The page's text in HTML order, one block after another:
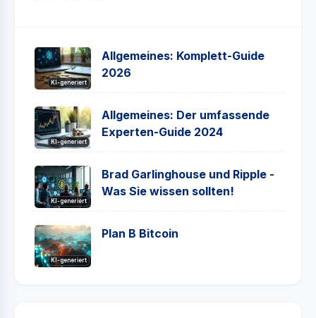
KI-generiert
Allgemeines: Komplett-Guide
2026
KI-generiert
Allgemeines: Der umfassende
Experten-Guide 2024
KI-generiert
Brad Garlinghouse und Ripple -
Was Sie wissen sollten!
KI-generiert
Plan B Bitcoin